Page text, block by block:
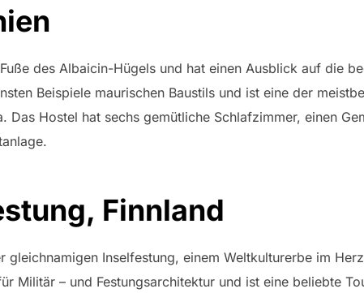
des Albaicin-Hügels und hat einen Ausblick auf die
Beispiele maurischen Baustils und ist eine der
Das Hostel hat sechs gemütliche Schlafzimmer, einen
Finnland
gleichnamigen Inselfestung, einem Weltkulturerbe im
Militär – und Festungsarchitektur und ist eine beliebte